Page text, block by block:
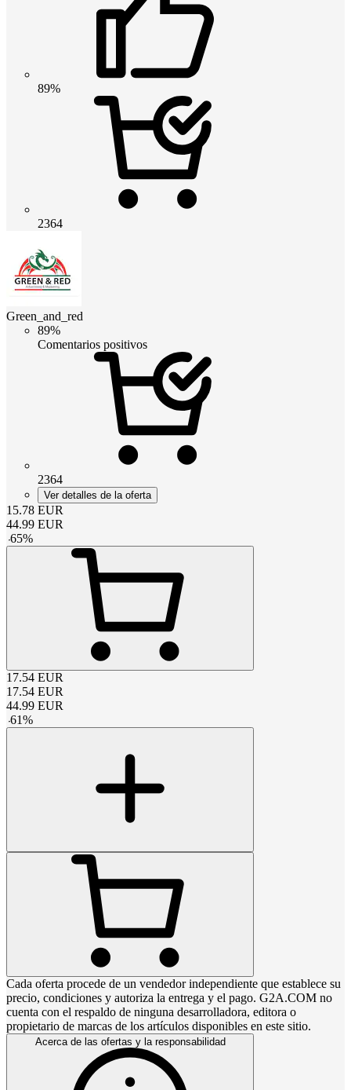
89%
2364
Green_and_red
89%
Comentarios positivos
2364
Ver detalles de la oferta
15.78 EUR
44.99 EUR
-65%
17.54 EUR
17.54 EUR
44.99 EUR
-61%
Cada oferta procede de un vendedor independiente que establece su
precio, condiciones y autoriza la entrega y el pago. G2A.COM no
cuenta con el respaldo de ninguna desarrolladora, editora o
propietario de marcas de los artículos disponibles en este sitio.
Acerca de las ofertas y la responsabilidad